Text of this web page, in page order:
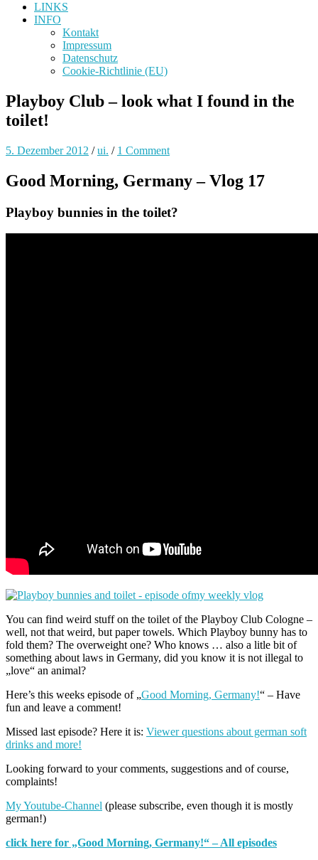
LINKS
INFO
Kontakt
Impressum
Datenschutz
Cookie-Richtlinie (EU)
Playboy Club – look what I found in the
toilet!
5. Dezember 2012 /ui. / 1 Comment
Good Morning, Germany – Vlog 17
Playboy bunnies in the toilet?
You can find weird stuff on the toilet of the Playboy Club Cologne –
well, not that weird, but paper towels. Which Playboy bunny has to
fold them? The overweight one? Who knows … also a litle bit of
something about laws in Germany, did you know it is not illegal to
„love“ an animal?
Here’s this weeks episode of „Good Morning, Germany!“ – Have
fun and leave a comment!
Missed last episode? Here it is: Viewer questions about german soft
drinks and more!
Looking forward to your comments, suggestions and of course,
complaints!
My Youtube-Channel (please subscribe, even though it is mostly
german!)
click here for „Good Morning, Germany!“ – All episodes